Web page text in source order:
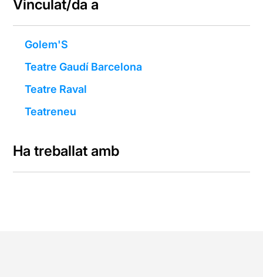
Vinculat/da a
Golem'S
Teatre Gaudí Barcelona
Teatre Raval
Teatreneu
Ha treballat amb